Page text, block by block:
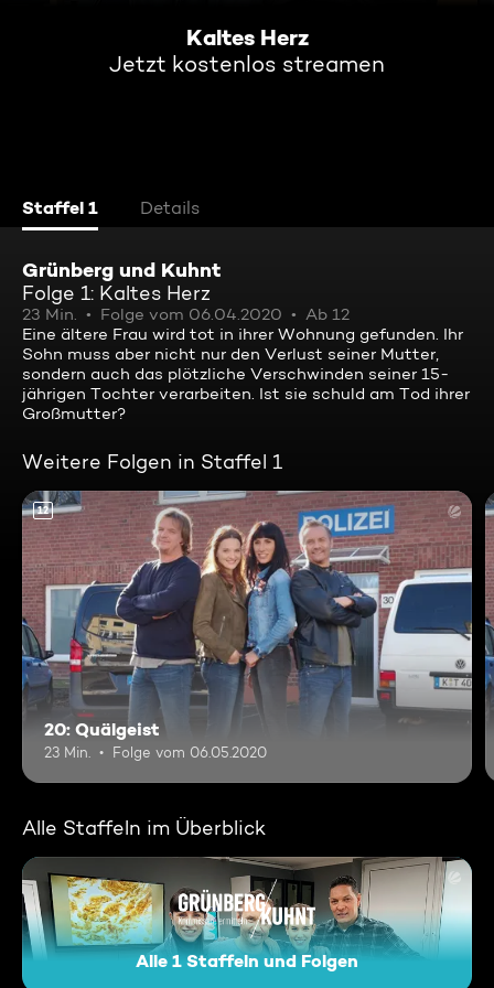
Kaltes Herz
Jetzt kostenlos streamen
Staffel 1 Details
Grünberg und Kuhnt
Folge 1: Kaltes Herz
23 Min. Folge vom 06.04.2020
Ab 12
Eine ältere Frau wird tot in ihrer Wohnung gefunden. Ihr
Sohn muss aber nicht nur den Verlust seiner Mutter,
sondern auch das plötzliche Verschwinden seiner 15-
jährigen Tochter verarbeiten. Ist sie schuld am Tod ihrer
Großmutter?
Weitere Folgen in Staffel 1
12
20: Quälgeist
23 Min. Folge vom 06.05.2020
Alle Staffeln im Überblick
Alle 1 Staffeln und Folgen